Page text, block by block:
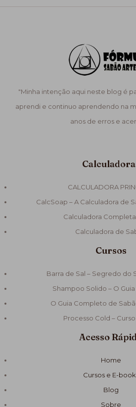
"Minha intenção aqui neste blog é
aprendi e continuo aprendendo na
anos de erros e
CALCULADORA
CalcSoap – A Calculadora de
Calculadora
Calculadora de
Cursos
Barra de Sal – Segredo do
Shampoo Solido – O
O Guia Completo de
Processo Cold –
Acesso
Home
Cursos e E-
Blog
Sobre